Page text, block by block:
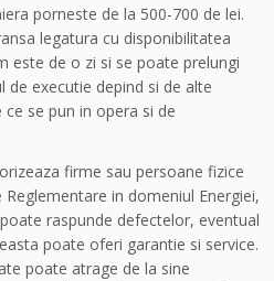
porneste de la 500-700 de lei.
legatura cu disponibilitatea
este de o zi si se poate prelungi
de executie depind si de alte
se pun in opera si de
firme sau persoane fizice
in domeniul Energiei,
raspunde defectelor, eventual
poate oferi garantie si service.
poate atrage de la sine